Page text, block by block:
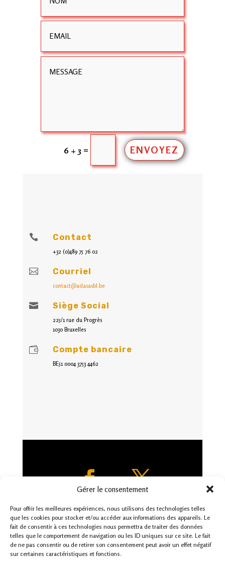
Gérer le consentement
Pour offrir les meilleures expériences, nous utilisons des technologies telles
que les cookies pour stocker et/ou accéder aux informations des appareils. Le
fait de consentir à ces technologies nous permettra de traiter des données
telles que le comportement de navigation ou les ID uniques sur ce site. Le fait
de ne pas consentir ou de retirer son consentement peut avoir un effet négatif
sur certaines caractéristiques et fonctions.
6 + 3 = ENVOYEZ
 Contact
+32 (0)489 75 76 02
 Courriel
contact@adasasbl.be
 Siège Social
225/1 rue du Progrès
1030 Bruxelles
 Compte bancaire
BE51 0004 3753 4462